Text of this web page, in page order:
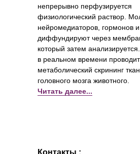
непрерывно перфузируется
физиологический раствор.
нейромедиаторов, гормонов
диффундируют через
который затем
в реальном времени
метаболический скрининг
головного мозга животного.
Читать далее...
Контакты :